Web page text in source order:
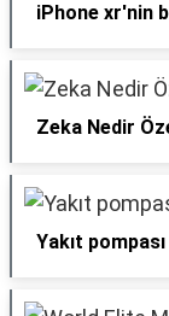
iPhone xr'nin
Zeka Nedir
Yakıt pompası